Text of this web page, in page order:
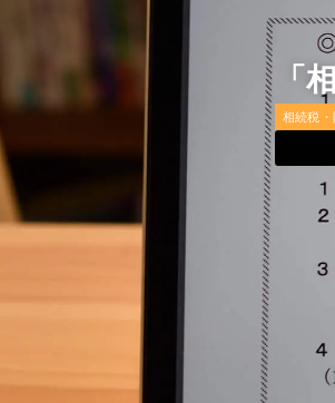
「
相続税